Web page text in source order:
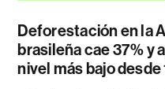
Deforestación en la
brasileña cae 37% y
nivel más bajo desde